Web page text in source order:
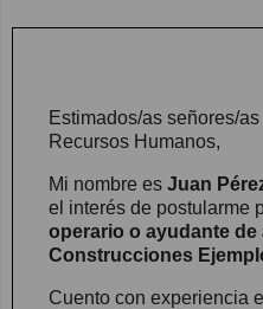
Estimados/as señores/
Recursos Humanos,
Mi nombre es Juan
el interés de postularme
operario o ayudante de
Construcciones
Cuento con experiencia